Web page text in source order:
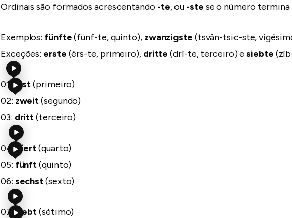
Ordinais são formados acrescentando -te, ou -ste se o número termina
Exemplos: fünfte(fünf-te, quinto), zwanzigste (tsvân-tsic-ste,
Exceções: erste (érs-te, primeiro), dritte (drí-te, terceiro) esiebte
01:erst(primeiro)
02: zweit(segundo)
03: dritt(terceiro)
04:viert(quarto)
05: fünft(quinto)
06: sechst(sexto)
07:siebt(sétimo)